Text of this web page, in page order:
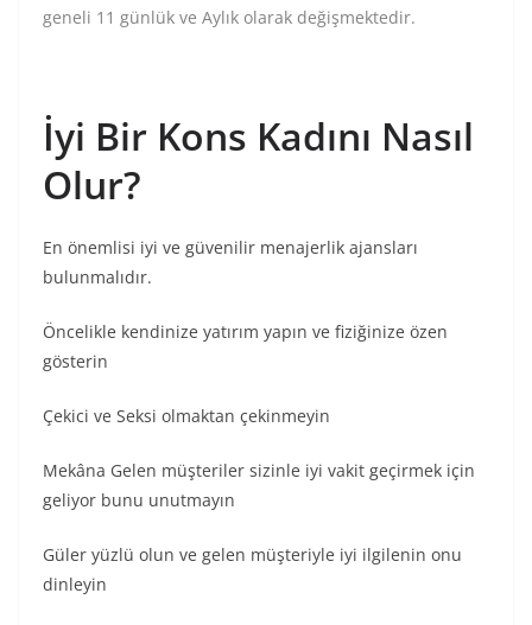
geneli 11 günlük ve Aylık olarak değişmektedir.
İyi Bir Kons Kadını Nasıl
Olur?
En önemlisi iyi ve güvenilir menajerlik ajansları
bulunmalıdır.
Öncelikle kendinize yatırım yapın ve fiziğinize özen
gösterin
Çekici ve Seksi olmaktan çekinmeyin
Mekâna Gelen müşteriler sizinle iyi vakit geçirmek için
geliyor bunu unutmayın
Güler yüzlü olun ve gelen müşteriyle iyi ilgilenin onu
dinleyin